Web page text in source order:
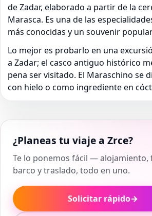
de Zadar, elaborado a partir de la
Marasca. Es una de las
más conocidas y un souvenir
Lo mejor es probarlo en una
a Zadar; el casco antiguo histórico
pena ser visitado. El Maraschino se
con hielo o como ingrediente en
¿Planeas tu viaje a Zrce?
Te lo ponemos fácil — alojamiento,
barco y traslado, todo en uno.
Solicitar rápido→